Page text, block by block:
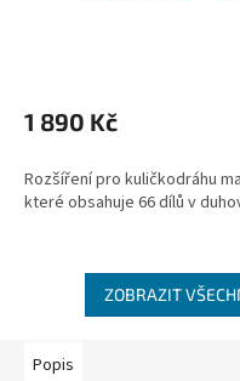
1 890 Kč
Rozšíření pro kuličkodráhu
které obsahuje 66 dílů v
ZOBRAZIT
Popis